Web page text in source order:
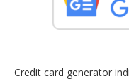
Credit card generator